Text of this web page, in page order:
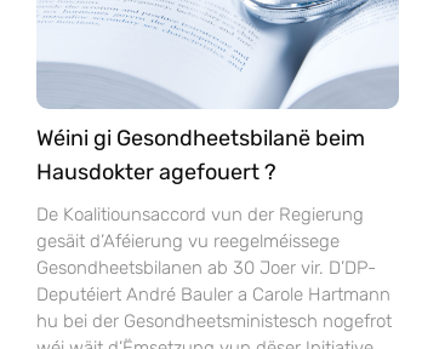
Wéini gi Gesondheetsbilanë beim
Hausdokter agefouert ?
De Koalitiounsaccord vun der Regierung
gesäit d’Aféierung vu reegelméissege
Gesondheetsbilanen ab 30 Joer vir. D’DP-
Deputéiert André Bauler a Carole Hartmann
hu bei der Gesondheetsministesch nogefrot